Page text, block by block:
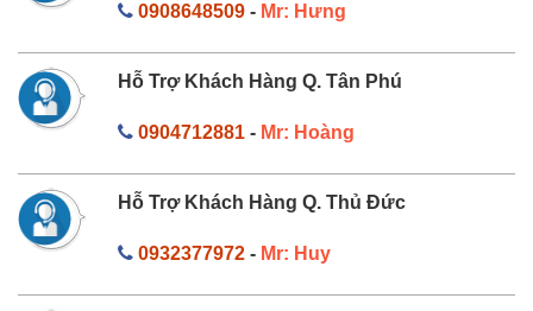
0908648509- Mr: Hưng
Hỗ Trợ Khách Hàng Q. Tân Phú
0904712881- Mr: Hoàng
Hỗ Trợ Khách Hàng Q. Thủ Đức
0932377972- Mr: Huy